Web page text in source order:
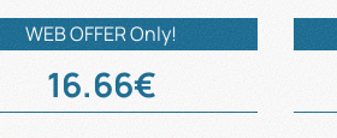
WEB OFFER Only!
16.66€